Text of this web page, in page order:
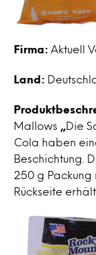
Firma: Aktuell
Land:
Mallows
Die
Cola haben
Beschichtung.
250 g Packung
Rückseite